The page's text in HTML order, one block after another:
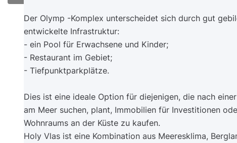
Der Olymp -Komplex unterscheidet sich durch gut
entwickelte Infrastruktur:
- ein Pool für Erwachsene und Kinder;
- Restaurant im Gebiet;
- Tiefpunktparkplätze.
Dies ist eine ideale Option für diejenigen, die nach
am Meer suchen, plant, Immobilien für Investitionen
Wohnraums an der Küste zu kaufen.
Holy Vlas ist eine Kombination aus Meeresklima,